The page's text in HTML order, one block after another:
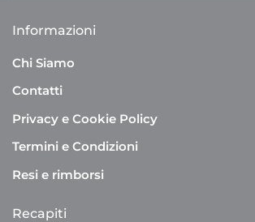
Informazioni
Chi Siamo
Contatti
Privacy e Cookie Policy
Termini e Condizioni
Resi e rimborsi
Recapiti